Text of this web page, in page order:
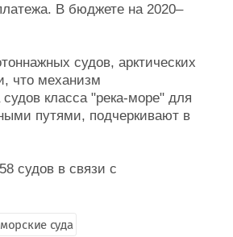
В бюджете на 2020–
судов, арктических
что механизм
класса "река-море" для
путями, подчеркивают в
судов в связи с
морские суда